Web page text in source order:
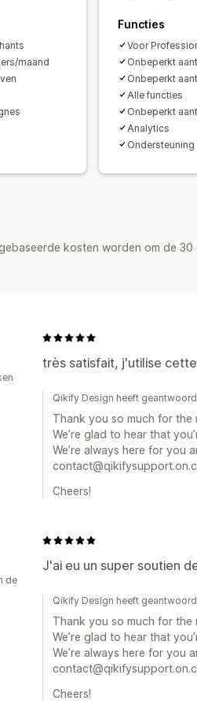
maand
Functies
Voor
Onbeperkt
Onbeperkt
Alle functies
Onbeperkt
Analytics
Ondersteuning
kosten worden om de
très satisfait, j'utilise
Qikify Design heeft
Thank you so much for the
We’re glad to hear that
We’re always here for you
Cheers!
J'ai eu un super soutien
de
Qikify Design heeft
Thank you so much for the
We’re glad to hear that
We’re always here for you
Cheers!